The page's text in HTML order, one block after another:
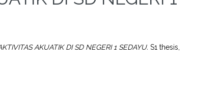
AKUATIK DI SD NEGERI 1 SEDAYU. S1 thesis,